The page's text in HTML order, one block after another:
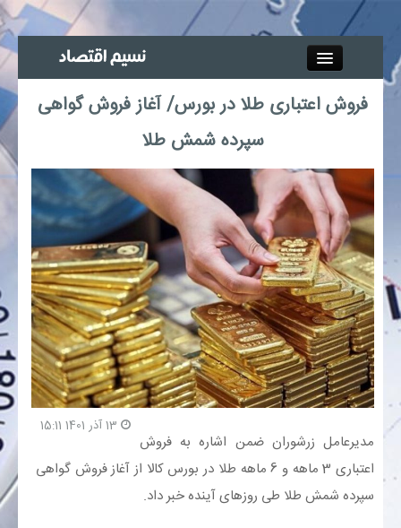
جذب خبرنگار
آگهی استخدام
پیوند‌ها
چند رسانه‌ای
اجتماعی
صنعت معدن و تجارت
بیمه و بورس
بانک
انرژی
فروش اعتباری طلا در بورس/ آغاز فروش گواهی
سپرده شمش طلا
مدیرعامل زرشوران ضمن اشاره به فروش
اعتباری 3 ماهه و 6 ماهه طلا در بورس کالا از آغاز فروش گواهی
سپرده شمش طلا طی روزهای آینده خبر داد.